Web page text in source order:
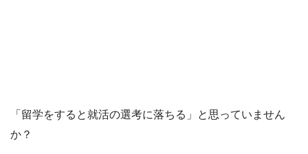
「留学をすると就活の選考に落ちる」と思っていません
か？